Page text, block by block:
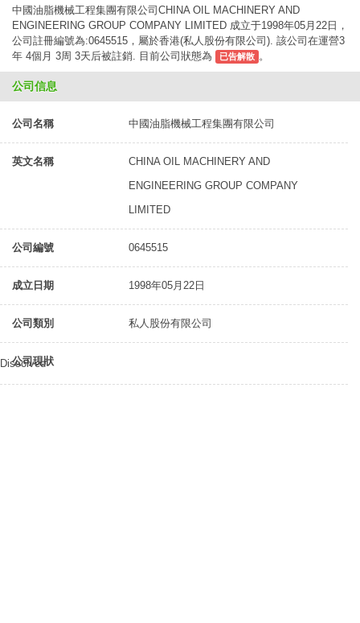
中國油脂機械工程集團有限公司CHINA OIL MACHINERY AND
ENGINEERING GROUP COMPANY LIMITED 成立于1998年05月22日，
公司註冊編號為:0645515，屬於香港(私人股份有限公司). 該公司在運營3
年 4個月 3周 3天后被註銷. 目前公司狀態為
已告解散 。
公司信息
公司名稱 中國油脂機械工程集團有限公司
英文名稱
CHINA OIL MACHINERY AND
ENGINEERING GROUP COMPANY
LIMITED
公司編號 0645515
成立日期 1998年05月22日
公司類別 私人股份有限公司
公司現狀
Dissolved